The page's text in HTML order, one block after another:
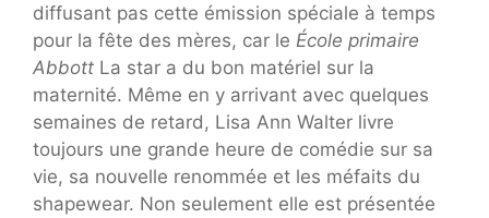
diffusant pas cette émission spéciale à temps
pour la fête des mères, car le École primaire
Abbott La star a du bon matériel sur la
maternité. Même en y arrivant avec quelques
semaines de retard, Lisa Ann Walter livre
toujours une grande heure de comédie sur sa
vie, sa nouvelle renommée et les méfaits du
shapewear. Non seulement elle est présentée